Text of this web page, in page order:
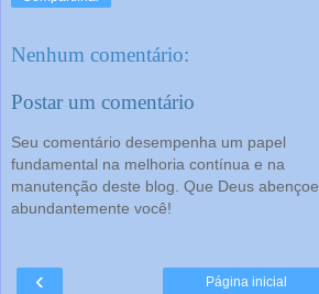
Nenhum comentário:
Postar um comentário
Seu comentário desempenha um papel
fundamental na melhoria contínua e na
manutenção deste blog. Que Deus abençoe
abundantemente você!
‹ Página inicial